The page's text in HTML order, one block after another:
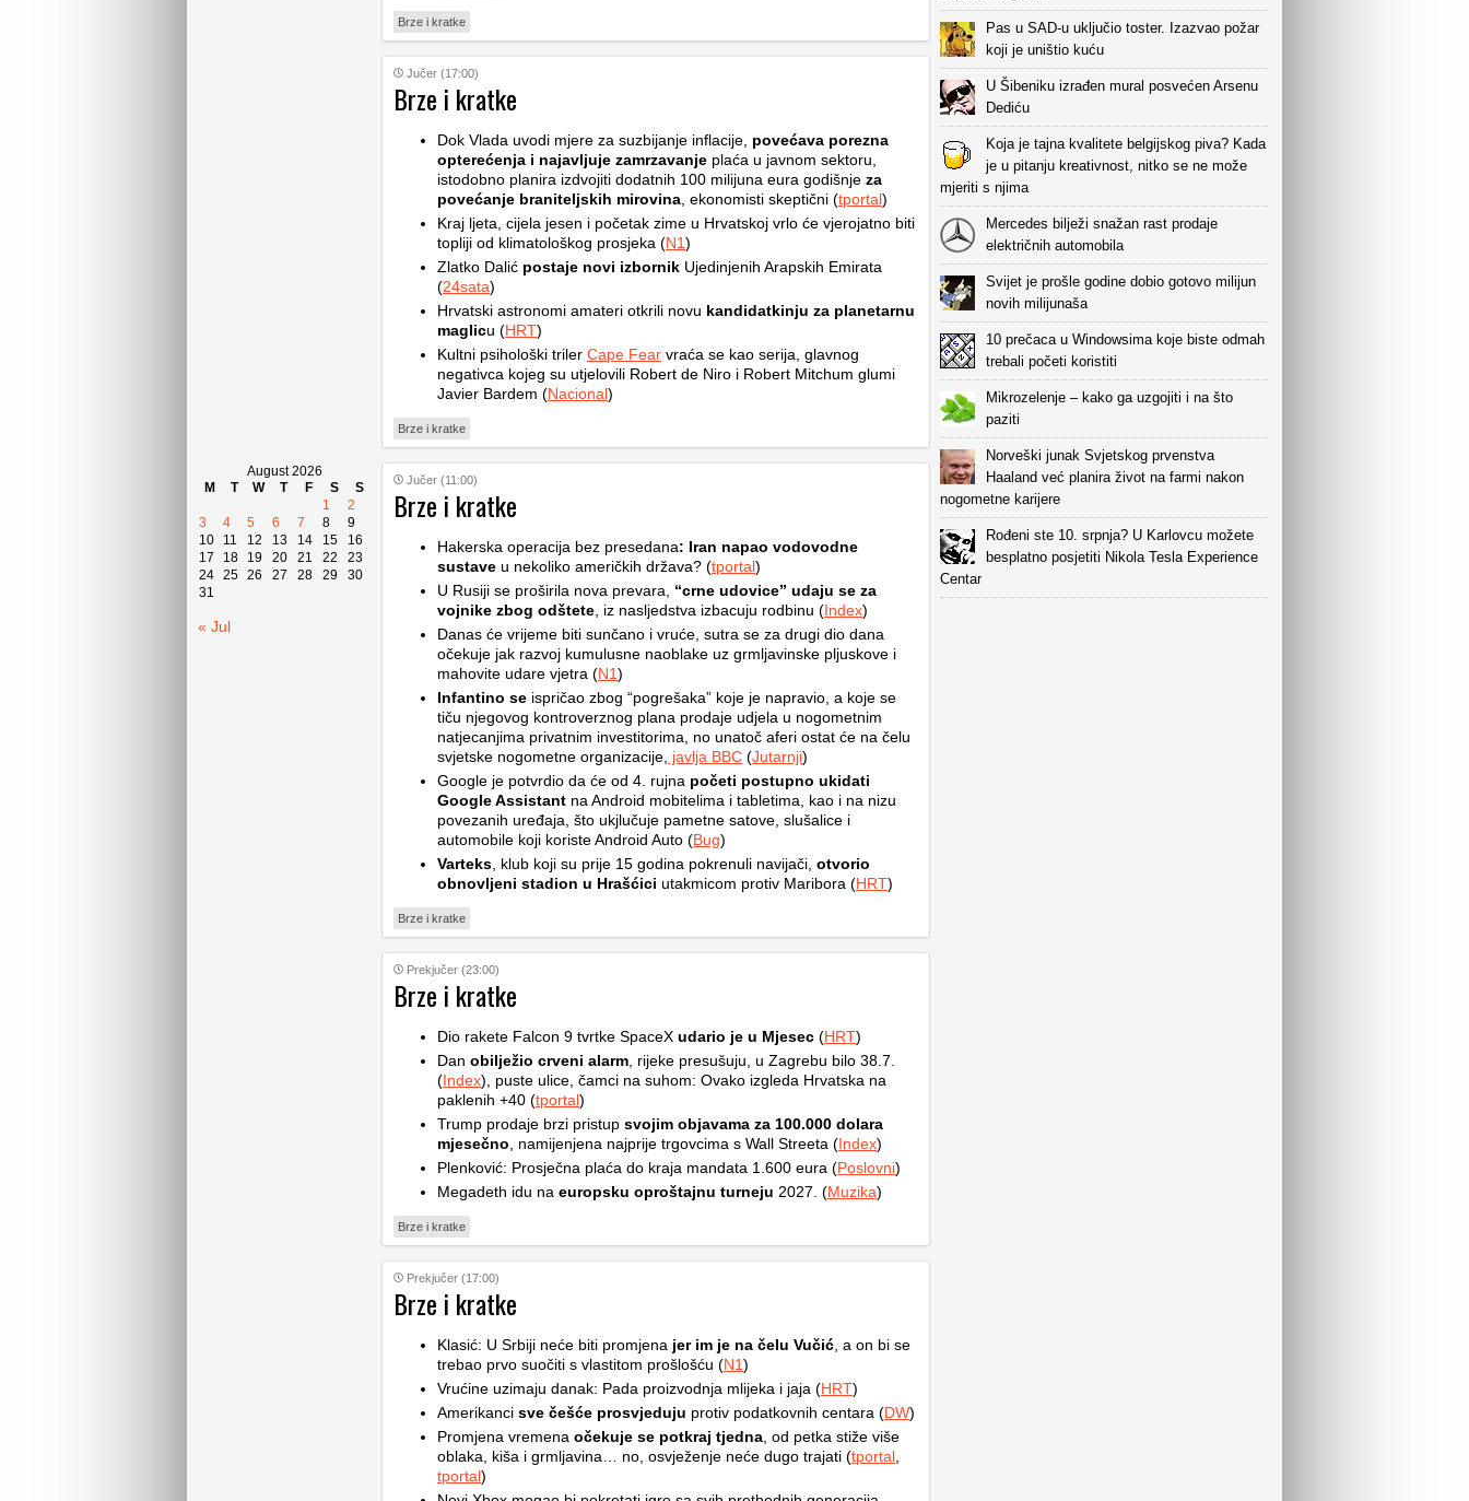
August 2026
M
T W T F S
S
1
2
3
4 5 6 7 8
9
10
11 12 13 14 15
16
17
18 19 20 21 22
23
24 25 26 27 28 29
30
31
« Jul
Brze i kratke
Jučer (17:00)
Brze i kratke
Dok Vlada uvodi mjere za suzbijanje inflacije, povećava porezna
opterećenja i najavljuje zamrzavanje plaća u javnom sektoru,
istodobno planira izdvojiti dodatnih 100 milijuna eura godišnje za
povećanje braniteljskih mirovina , ekonomisti skeptični (tportal)
Kraj ljeta, cijela jesen i početak zime u Hrvatskoj vrlo će vjerojatno biti
topliji od klimatološkog prosjeka (N1)
Zlatko Dalić postaje novi izbornik Ujedinjenih Arapskih Emirata
(24sata)
Hrvatski astronomi amateri otkrili novu kandidatkinju za planetarnu
maglicu (HRT)
Kultni psihološki triler Cape Fear vraća se kao serija, glavnog
negativca kojeg su utjelovili Robert de Niro i Robert Mitchum glumi
Javier Bardem (Nacional)
Brze i kratke
Jučer (11:00)
Brze i kratke
Hakerska operacija bez presedana: Iran napao vodovodne
sustave u nekoliko američkih država? (tportal)
U Rusiji se proširila nova prevara, “crne udovice” udaju se za
vojnike zbog odštete , iz nasljedstva izbacuju rodbinu (Index)
Danas će vrijeme biti sunčano i vruće, sutra se za drugi dio dana
očekuje jak razvoj kumulusne naoblake uz grmljavinske pljuskove i
mahovite udare vjetra (N1)
Infantino se ispričao zbog “pogrešaka” koje je napravio, a koje se
tiču njegovog kontroverznog plana prodaje udjela u nogometnim
natjecanjima privatnim investitorima, no unatoč aferi ostat će na čelu
svjetske nogometne organizacije, javlja BBC (Jutarnji)
Google je potvrdio da će od 4. rujna početi postupno ukidati
Google Assistant na Android mobitelima i tabletima, kao i na nizu
povezanih uređaja, što ukjlučuje pametne satove, slušalice i
automobile koji koriste Android Auto (Bug)
Varteks , klub koji su prije 15 godina pokrenuli navijači, otvorio
obnovljeni stadion u Hrašćici utakmicom protiv Maribora (HRT)
Brze i kratke
Prekjučer (23:00)
Brze i kratke
Dio rakete Falcon 9 tvrtke SpaceX udario je u Mjesec (HRT)
Dan obilježio crveni alarm , rijeke presušuju, u Zagrebu bilo 38.7.
(Index), puste ulice, čamci na suhom: Ovako izgleda Hrvatska na
paklenih +40 (tportal)
Trump prodaje brzi pristup svojim objavama za 100.000 dolara
mjesečno , namijenjena najprije trgovcima s Wall Streeta (Index)
Plenković: Prosječna plaća do kraja mandata 1.600 eura (Poslovni)
Megadeth idu na europsku oproštajnu turneju 2027. (Muzika)
Brze i kratke
Prekjučer (17:00)
Brze i kratke
Klasić: U Srbiji neće biti promjena jer im je na čelu Vučić , a on bi se
trebao prvo suočiti s vlastitom prošlošću (N1)
Vrućine uzimaju danak: Pada proizvodnja mlijeka i jaja (HRT)
Amerikanci sve češće prosvjeduju protiv podatkovnih centara (DW)
Promjena vremena očekuje se potkraj tjedna , od petka stiže više
oblaka, kiša i grmljavina… no, osvježenje neće dugo trajati (tportal
tportal)
Pas u SAD-u uključio toster. Izazvao požar
koji je uništio kuću
U Šibeniku izrađen mural posvećen Arsenu
Dediću
Koja je tajna kvalitete belgijskog piva? Kada
je u pitanju kreativnost, nitko se ne može
mjeriti s njima
Mercedes bilježi snažan rast prodaje
električnih automobila
Svijet je prošle godine dobio gotovo milijun
novih milijunaša
10 prečaca u Windowsima koje biste odmah
trebali početi koristiti
Mikrozelenje – kako ga uzgojiti i na što
paziti
Norveški junak Svjetskog prvenstva
Haaland već planira život na farmi nakon
nogometne karijere
Rođeni ste 10. srpnja? U Karlovcu možete
besplatno posjetiti Nikola Tesla Experience
Centar